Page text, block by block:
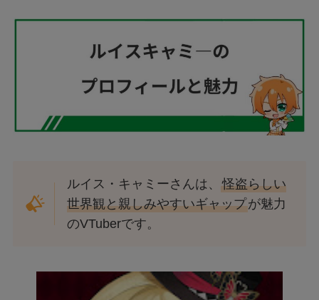
ルイス・キャミーさんは、怪盗らしい
世界観と親しみやすいギャップが魅力
のVTuberです。